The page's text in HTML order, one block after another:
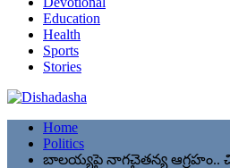
Education
Health
Sports
Stories
Home
Politics
బాలయ్యపై నాగచైతన్య ఆగ్రహం..